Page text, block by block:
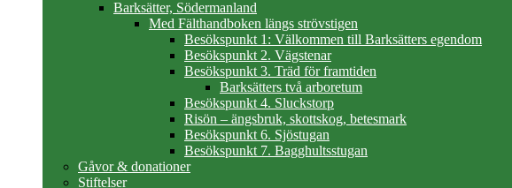
Barksätter, Södermanland
Med Fälthandboken längs strövstigen
Besökspunkt 1: Välkommen till Barksätters egendom
Besökspunkt 2. Vägstenar
Besökspunkt 3. Träd för framtiden
Barksätters två arboretum
Besökspunkt 4. Sluckstorp
Risön – ängsbruk, skottskog, betesmark
Besökspunkt 6. Sjöstugan
Besökspunkt 7. Bagghultsstugan
Gåvor & donationer
Stiftelser